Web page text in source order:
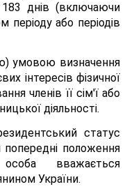
днів (включаючи
періоду або періодів
умовою визначення
інтересів фізичної
членів її сім'ї або
діяльності.
статус
положення
вважається
України.